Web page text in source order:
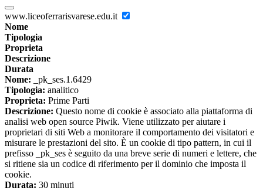
www.liceoferrarisvarese.edu.it
Nome
Tipologia
Proprieta
Descrizione
Durata
Nome: _pk_ses.1.6429
Tipologia: analitico
Proprieta: Prime Parti
Descrizione: Questo nome di cookie è associato alla piattaforma di
analisi web open source Piwik. Viene utilizzato per aiutare i
proprietari di siti Web a monitorare il comportamento dei visitatori e
misurare le prestazioni del sito. È un cookie di tipo pattern, in cui il
prefisso _pk_ses è seguito da una breve serie di numeri e lettere, che
si ritiene sia un codice di riferimento per il dominio che imposta il
cookie.
Durata: 30 minuti